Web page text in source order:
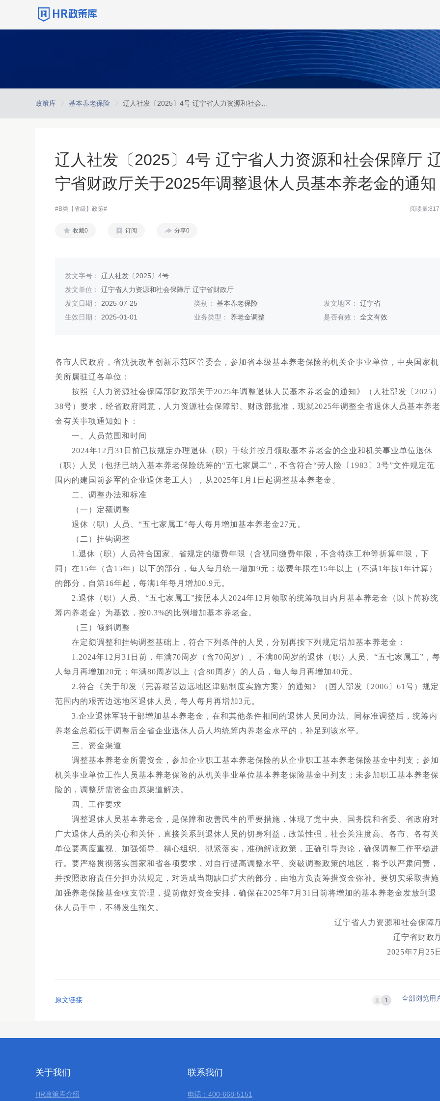
政策库 基本养老保险
辽人社发〔2025〕4号 辽宁省人力资源和社会保障厅
宁省财政厅关于2025年调整退休人员基本养老金的通知
#B类【省级】政策# 阅读量
收藏0 订阅 分享0
发文字号： 辽人社发〔2025〕4号
发文单位： 辽宁省人力资源和社会保障厅 辽宁省财政厅
发文日期： 2025-07-25 类别：基本养老保险 发文地区： 辽宁省
生效日期： 2025-01-01 业务类型： 养老金调整 是否有效： 全文有效
各市人民政府，省沈抚改革创新示范区管委会，参加省本级基本养老保险的机关企事业单位，中央国家机
关所属驻辽各单位：
按照《人力资源社会保障部财政部关于2025年调整退休人员基本养老金的通知》（人社部发〔2025
38号）要求，经省政府同意，人力资源社会保障部、财政部批准，现就2025年调整全省退休人员基本养老
金有关事项通知如下：
一、人员范围和时间
2024年12月31日前已按规定办理退休（职）手续并按月领取基本养老金的企业和机关事业单位退休
（职）人员（包括已纳入基本养老保险统筹的“五七家属工”，不含符合“劳人险〔1983〕3号”文件规定范
围内的建国前参军的企业退休老工人），从2025年1月1日起调整基本养老金。
二、调整办法和标准
（一）定额调整
退休（职）人员、“五七家属工”每人每月增加基本养老金27元。
（二）挂钩调整
1.退休（职）人员符合国家、省规定的缴费年限（含视同缴费年限，不含特殊工种等折算年限，下
同）在15年（含15年）以下的部分，每人每月统一增加9元；缴费年限在15年以上（不满1年按1年计算）
的部分，自第16年起，每满1年每月增加0.9元。
2.退休（职）人员、“五七家属工”按照本人2024年12月领取的统筹项目内月基本养老金（以下简称统
筹内养老金）为基数，按0.3%的比例增加基本养老金。
（三）倾斜调整
在定额调整和挂钩调整基础上，符合下列条件的人员，分别再按下列规定增加基本养老金：
1.2024年12月31日前，年满70周岁（含70周岁）、不满80周岁的退休（职）人员、“五七家属工”，每
人每月再增加20元；年满80周岁以上（含80周岁）的人员，每人每月再增加40元。
2.符合《关于印发〈完善艰苦边远地区津贴制度实施方案〉的通知》（国人部发〔2006〕61号）规定
范围内的艰苦边远地区退休人员，每人每月再增加3元。
3.企业退休军转干部增加基本养老金，在和其他条件相同的退休人员同办法、同标准调整后，统筹内
养老金总额低于调整后全省企业退休人员人均统筹内养老金水平的，补足到该水平。
三、资金渠道
调整基本养老金所需资金，参加企业职工基本养老保险的从企业职工基本养老保险基金中列支；参加
机关事业单位工作人员基本养老保险的从机关事业单位基本养老保险基金中列支；未参加职工基本养老保
险的，调整所需资金由原渠道解决。
四、工作要求
调整退休人员基本养老金，是保障和改善民生的重要措施，体现了党中央、国务院和省委、省政府对
广大退休人员的关心和关怀，直接关系到退休人员的切身利益，政策性强，社会关注度高。各市、各有关
单位要高度重视、加强领导、精心组织、抓紧落实，准确解读政策，正确引导舆论，确保调整工作平稳进
行。要严格贯彻落实国家和省各项要求，对自行提高调整水平、突破调整政策的地区，将予以严肃问责，
并按照政府责任分担办法规定，对造成当期缺口扩大的部分，由地方负责筹措资金弥补。要切实采取措施
加强养老保险基金收支管理，提前做好资金安排，确保在2025年7月31日前将增加的基本养老金发放到退
休人员手中，不得发生拖欠。
辽宁省人力资源和社会保障
辽宁省财政
2025年7月25
原文链接 1 全部浏览用
关于我们
HR政策库介绍
联系我们
电话：400-668-5151